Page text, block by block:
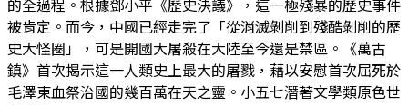
的全過程。根據鄧小平《歷史決議》，這一極殘暴的歷史事件
被肯定。而今，中國已經走完了「從消滅剝削到殘酷剝削的歷
史大怪圈」，可是開國大屠殺在大陸至今還是禁區。《萬古
鎮》首次揭示這一人類史上最大的屠戮，藉以安慰首次屈死於
毛澤東血祭治國的幾百萬在天之靈。小五七潛著文學類原色世